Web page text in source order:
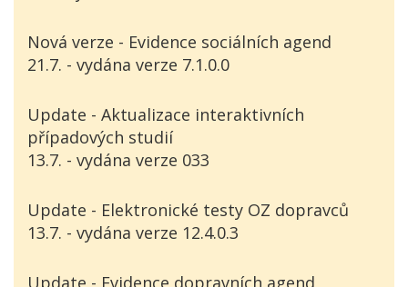
Nová verze - Evidence sociálních agend
21.7. - vydána verze 7.1.0.0
Update - Aktualizace interaktivních
případových studií
13.7. - vydána verze 033
Update - Elektronické testy OZ dopravců
13.7. - vydána verze 12.4.0.3